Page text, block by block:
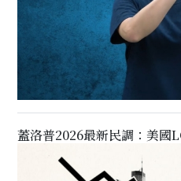
蓋洛普2026最新民調：美國